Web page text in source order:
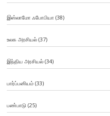
இஸ்லாமோ ஃபோபியா (38)
உலக அரசியல்(37)
இந்திய அரசியல்(34)
பார்ப்பனியம்(33)
பண்பாடு(25)